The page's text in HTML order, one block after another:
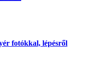
fotókkal, lépésről